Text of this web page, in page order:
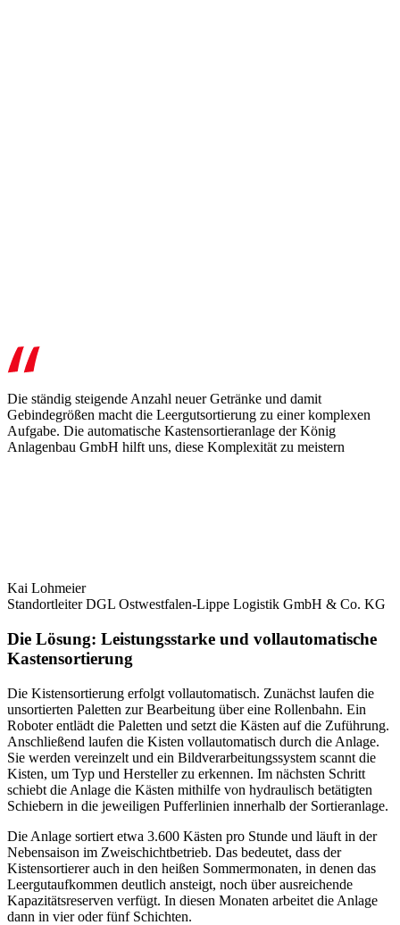
Die ständig steigende Anzahl neuer Getränke und damit
Gebindegrößen macht die Leergutsortierung zu einer komplexen
Aufgabe. Die automatische Kastensortieranlage der König
Anlagenbau GmbH hilft uns, diese Komplexität zu meistern
Kai Lohmeier
Standortleiter DGL Ostwestfalen-Lippe Logistik GmbH & Co. KG
Die Lösung: Leistungsstarke und vollautomatische
Kastensortierung
Die Kistensortierung erfolgt vollautomatisch. Zunächst laufen die
unsortierten Paletten zur Bearbeitung über eine Rollenbahn. Ein
Roboter entlädt die Paletten und setzt die Kästen auf die Zuführung.
Anschließend laufen die Kisten vollautomatisch durch die Anlage.
Sie werden vereinzelt und ein Bildverarbeitungssystem scannt die
Kisten, um Typ und Hersteller zu erkennen. Im nächsten Schritt
schiebt die Anlage die Kästen mithilfe von hydraulisch betätigten
Schiebern in die jeweiligen Pufferlinien innerhalb der Sortieranlage.
Die Anlage sortiert etwa 3.600 Kästen pro Stunde und läuft in der
Nebensaison im Zweischichtbetrieb. Das bedeutet, dass der
Kistensortierer auch in den heißen Sommermonaten, in denen das
Leergutaufkommen deutlich ansteigt, noch über ausreichende
Kapazitätsreserven verfügt. In diesen Monaten arbeitet die Anlage
dann in vier oder fünf Schichten.